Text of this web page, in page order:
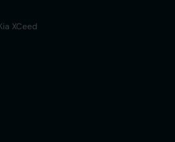
XCeed